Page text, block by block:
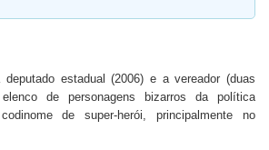
deputado estadual (2006) e a vereador (duas
de personagens bizarros da política
de super-herói, principalmente no